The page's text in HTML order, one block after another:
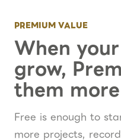
PREMIUM VALUE
When
grow,
them
Free is enough to
more projects,